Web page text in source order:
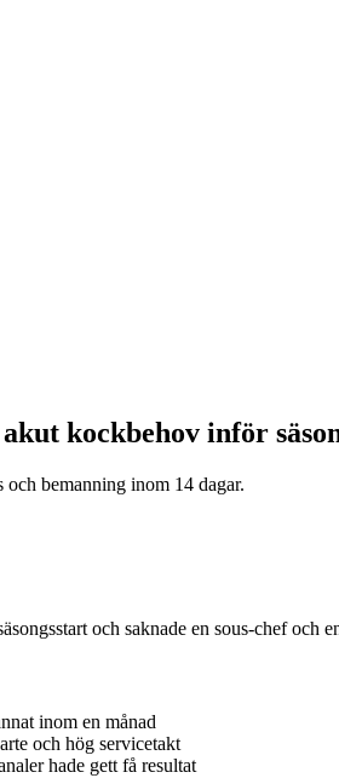
kockbehov inför
bemanning inom 14 dagar.
och saknade en sous-chef
inom en månad
och hög servicetakt
hade gett få resultat